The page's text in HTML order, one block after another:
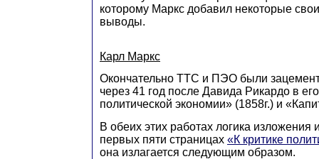
которому Маркс добавил некоторые
выводы.
Карл Маркс
Окончательно ТТС и ПЭО были
через 41 год после Давида Рикардо в
политической экономии» (1858г.) и
В обеих этих работах логика изложения
первых пяти страницах «К критике
она излагается следующим образом.